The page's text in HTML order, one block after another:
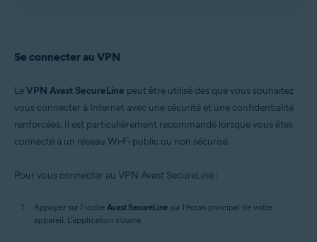
Se connecter au VPN
LeVPN Avast SecureLine peut être utilisé dès que vous souhaitez
vous connecter à Internet avec une sécurité et une confidentialité
renforcées. Il est particulièrement recommandé lorsque vous êtes
connecté à un réseau Wi-Fi public ou non sécurisé.
Pour vous connecter au VPN Avast SecureLine :
Appuyez sur l’icône Avast SecureLine sur l’écran principal de votre
appareil. L’application s’ouvre.